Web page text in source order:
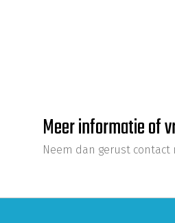
Meer informatie of
Neem dan gerust contact